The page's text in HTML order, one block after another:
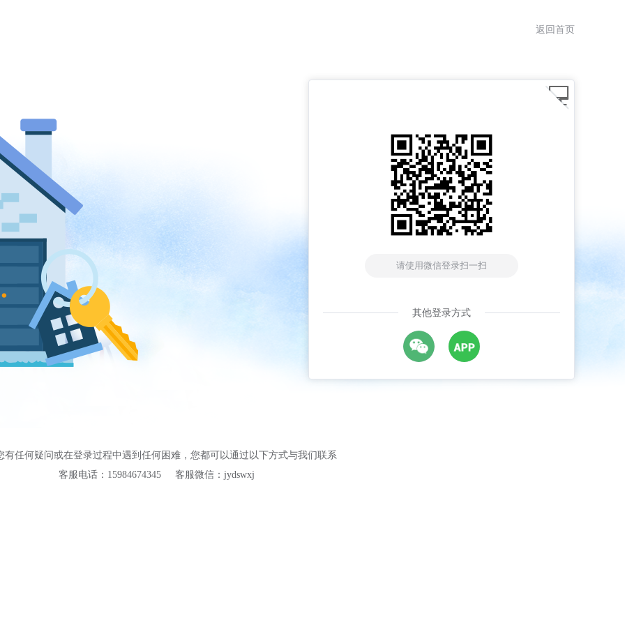
返回首页
请使用微信登录扫一扫
其他登录方式
有任何疑问或在登录过程中遇到任何困难，您都可以通过以下方式与我们联系
客服电话：15984674345
客服微信：jydswxj